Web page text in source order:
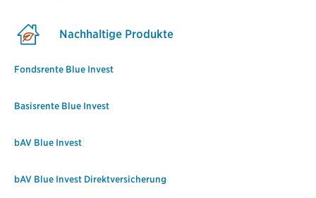
Nachhaltige Produkte
Fondsrente Blue Invest
Basisrente Blue Invest
bAV Blue Invest
bAV Blue Invest Direktversicherung